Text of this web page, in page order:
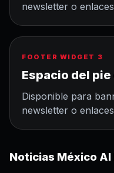
newsletter o
FOOTER WIDGET 3
Espacio del
Disponible para
newsletter o
Noticias México Al